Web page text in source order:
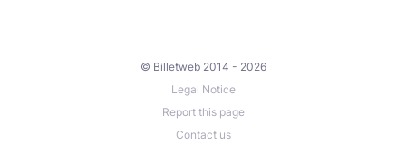
© Billetweb 2014 - 2026
Legal Notice
Report this page
Contact us